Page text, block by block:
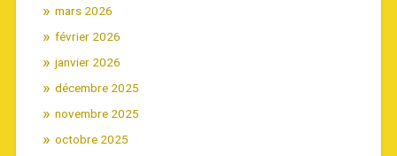
mars 2026
février 2026
janvier 2026
décembre 2025
novembre 2025
octobre 2025